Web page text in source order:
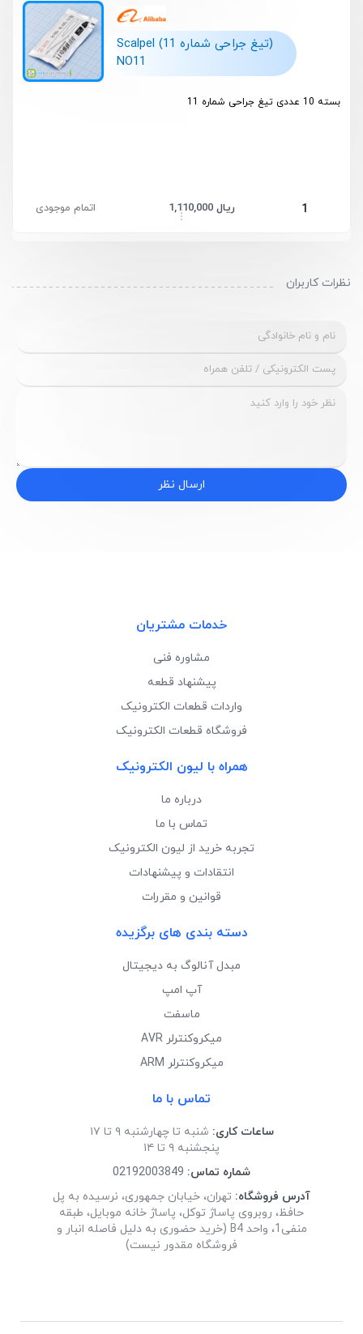
(تیغ جراحی شماره 11) Scalpel
NO11
بسته 10 عددی تیغ جراحی شماره 11
1 1,110,000 ریال اتمام موجودی
نظرات کاربران
ارسال نظر
خدمات مشتریان
مشاوره فنی
پیشنهاد قطعه
واردات قطعات الکترونیک
فروشگاه قطعات الکترونیک
همراه با لیون الکترونیک
درباره ما
تماس با ما
تجربه خرید از لیون الکترونیک
انتقادات و پیشنهادات
قوانین و مقررات
دسته بندی های برگزیده
مبدل آنالوگ به دیجیتال
آپ امپ
ماسفت
میکروکنترلر AVR
میکروکنترلر ARM
تماس با ما
ساعات کاری: شنبه تا چهارشنبه ۹ تا ۱۷
پنجشنبه ۹ تا ۱۴
شماره تماس: 02192003849
آدرس فروشگاه: تهران، خیابان جمهوری، نرسیده به پل
حافظ، روبروی پاساژ توکل، پاساژ خانه موبایل، طبقه
منفی1، واحد B4 (خرید حضوری به دلیل فاصله انبار و
فروشگاه مقدور نیست)